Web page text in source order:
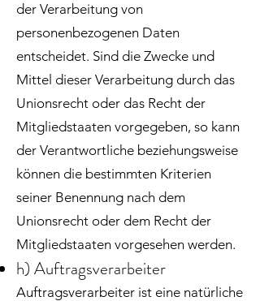
der Verarbeitung von
personenbezogenen Daten
entscheidet. Sind die Zwecke und
Mittel dieser Verarbeitung durch das
Unionsrecht oder das Recht der
Mitgliedstaaten vorgegeben, so kann
der Verantwortliche beziehungsweise
können die bestimmten Kriterien
seiner Benennung nach dem
Unionsrecht oder dem Recht der
Mitgliedstaaten vorgesehen werden.
h) Auftragsverarbeiter
Auftragsverarbeiter ist eine natürliche